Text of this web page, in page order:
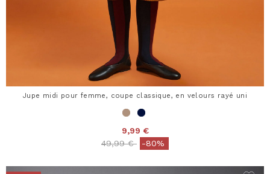
Jupe midi pour femme, coupe classique, en velours rayé uni
9,99 €
Price reduced from
49,99 €to-80%